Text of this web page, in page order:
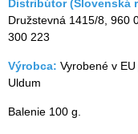
Distribútor (Slovenská
Družstevná 1415/8, 960
300 223
Výrobca: Vyrobené v
Uldum
Balenie 100 g.